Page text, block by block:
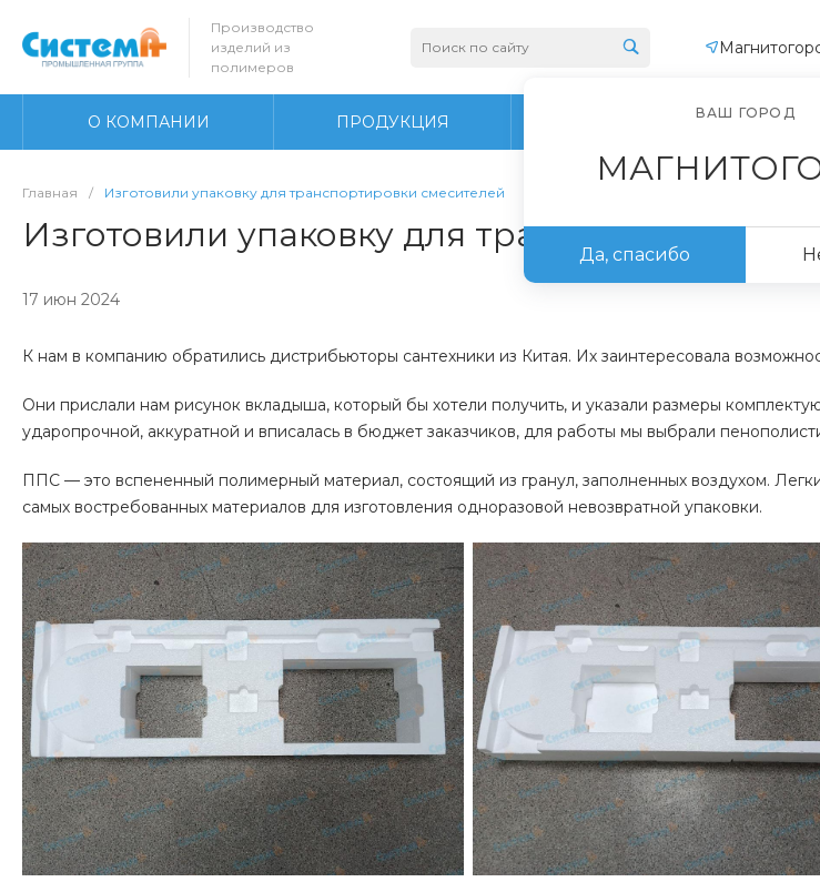
Производство
изделий из
полимеров
О КОМПАНИИ ПРОДУКЦИЯ ПРОИЗВОДСТВО
Главная / Изготовили упаковку для транспортировки смесителей
Изготовили упаковку для транспортировки
17 июн 2024
К нам в компанию обратились дистрибьюторы сантехники из Китая. Их заинтересовала
Они прислали нам рисунок вкладыша, который бы хотели получить, и указали размеры
ударопрочной, аккуратной и вписалась в бюджет заказчиков, для работы мы выбрали
ППС — это вспененный полимерный материал, состоящий из гранул, заполненных воздухом.
самых востребованных материалов для изготовления одноразовой невозвратной упаковки.
ВАШ ГОРОД
Да, спасибо